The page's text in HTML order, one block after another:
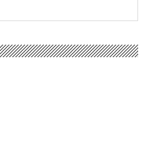
Yaşlı